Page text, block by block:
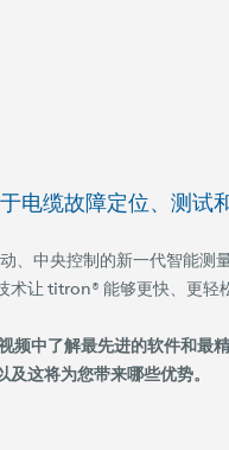
电缆故障定位、测试
、中央控制的新一代智能测
术让 titron® 能够更快、更轻
频中了解最先进的软件和最
及这将为您带来哪些优势。